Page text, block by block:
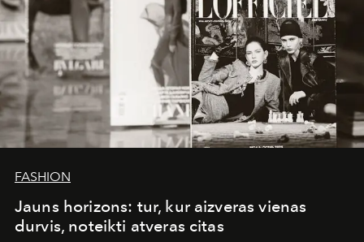
FASHION
Jauns horizons: tur, kur aizveras vienas
durvis, noteikti atveras citas